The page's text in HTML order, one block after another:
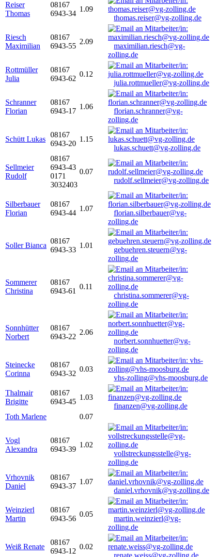
Reiser
Thomas
08167
6943-34
1.09
thomas.reiser@vg-zolling.de
Riesch
Maximilian
08167
6943-55
2.09
maximilian.riesch@vg-
zolling.de
Rottmüller
Julia
08167
6943-62
0.12
julia.rottmueller@vg-zolling.de
Schranner
Florian
08167
6943-17
1.06
florian.schranner@vg-
zolling.de
Schütt Lukas
08167
6943-20
1.15
lukas.schuett@vg-zolling.de
Sellmeier
Rudolf
08167
6943-43
0171
3032403
0.07
rudolf.sellmeier@vg-zolling.de
Silberbauer
Florian
08167
6943-44
1.07
florian.silberbauer@vg-
zolling.de
Soller Bianca
08167
6943-33
1.01
gebuehren.steuern@vg-
zolling.de
Sommerer
Christina
08167
6943-61
0.11
christina.sommerer@vg-
zolling.de
Sonnhütter
Norbert
08167
6943-22
2.06
norbert.sonnhuetter@vg-
zolling.de
Steinecke
Corinna
08167
6943-32
0.03
vhs-zolling@vhs-moosburg.de
Thalmair
Brigitte
08167
6943-45
1.03
finanzen@vg-zolling.de
Toth Marlene
0.07
Vogl
Alexandra
08167
6943-39
1.02
vollstreckungsstelle@vg-
zolling.de
Vrhovnik
Daniel
08167
6943-37
1.07
daniel.vrhovnik@vg-zolling.de
Weinzierl
Martin
08167
6943-56
0.05
martin.weinzierl@vg-
zolling.de
Weiß Renate
08167
6943-12
0.02